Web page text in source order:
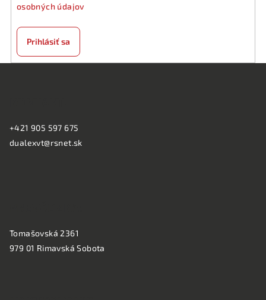
osobných údajov
Prihlásiť sa
+421 905 597 675
dualexvt@rsnet.sk
Tomašovská 2361
979 01 Rimavská Sobota